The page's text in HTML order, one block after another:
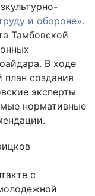
и обороне».
Тамбовской
В ходе
план создания
эксперты
нормативные
с